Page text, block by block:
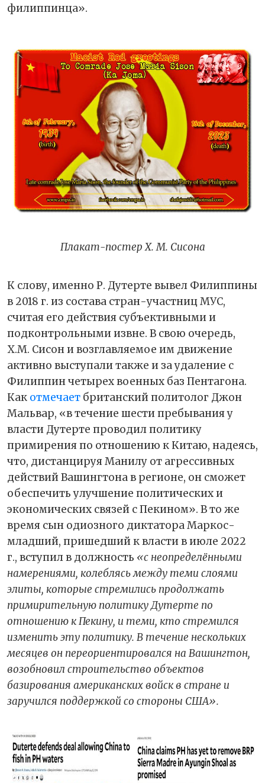
филиппинца».
Плакат-постер Х. М. Сисона
К слову, именно Р. Дутерте вывел Филиппины
в 2018 г. из состава стран-участниц МУС,
считая его действия субъективными и
подконтрольными извне. В свою очередь,
Х.М. Сисон и возглавляемое им движение
активно выступали также и за удаление с
Филиппин четырех военных баз Пентагона.
Как отмечает британский политолог Джон
Мальвар, «в течение шести пребывания у
власти Дутерте проводил политику
примирения по отношению к Китаю, надеясь,
что, дистанцируя Манилу от агрессивных
действий Вашингтона в регионе, он сможет
обеспечить улучшение политических и
экономических связей с Пекином». В то же
время сын одиозного диктатора Маркос-
младший, пришедший к власти в июле 2022
г., вступил в должность «с неопределёнными
намерениями, колеблясь между теми слоями
элиты, которые стремились продолжать
примирительную политику Дутерте по
отношению к Пекину, и теми, кто стремился
изменить эту политику. В течение нескольких
месяцев он переориентировался на Вашингтон,
возобновил строительство объектов
базирования американских войск в стране и
заручился поддержкой со стороны США».